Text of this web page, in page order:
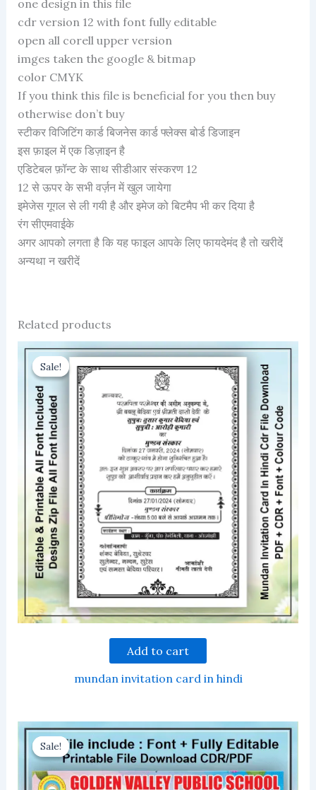
one design in this file
cdr version 12 with font fully editable
open all corell upper version
imges taken the google & bitmap
color CMYK
If you think this file is beneficial for you then buy
otherwise don’t buy
स्टीकर विजिटिंग कार्ड बिजनेस कार्ड फ्लेक्स बोर्ड डिजाइन
इस फ़ाइल में एक डिज़ाइन है
एडिटेबल फ़ॉन्ट के साथ सीडीआर संस्करण 12
12 से ऊपर के सभी वर्ज़न में खुल जायेगा
इमेजेस गूगल से ली गयी है और इमेज को बिटमैप भी कर दिया है
रंग सीएमवाईके
अगर आपको लगता है कि यह फाइल आपके लिए फायदेमंद है तो खरीदें
अन्यथा न खरीदें
Related products
Sale!
Sale!
Add to cart
mundan invitation card in hindi
Sale!
Sale!